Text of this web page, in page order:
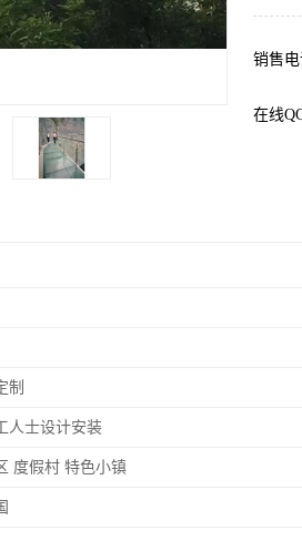
销售电
在线
制
人士设计安装
度假村 特色小镇